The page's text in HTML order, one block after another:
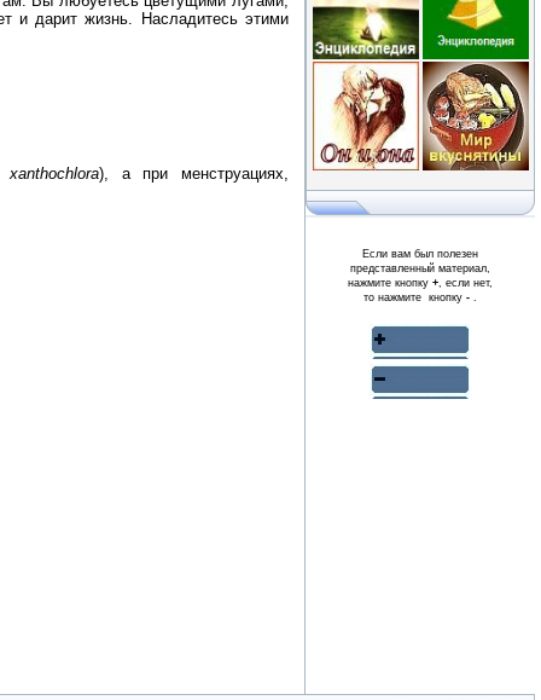
и дарит жизнь. Насладитесь этими
), а при менструациях,
Если вам был полезен
представленный материал,
нажмите кнопку +, если нет,
то нажмите кнопку - .